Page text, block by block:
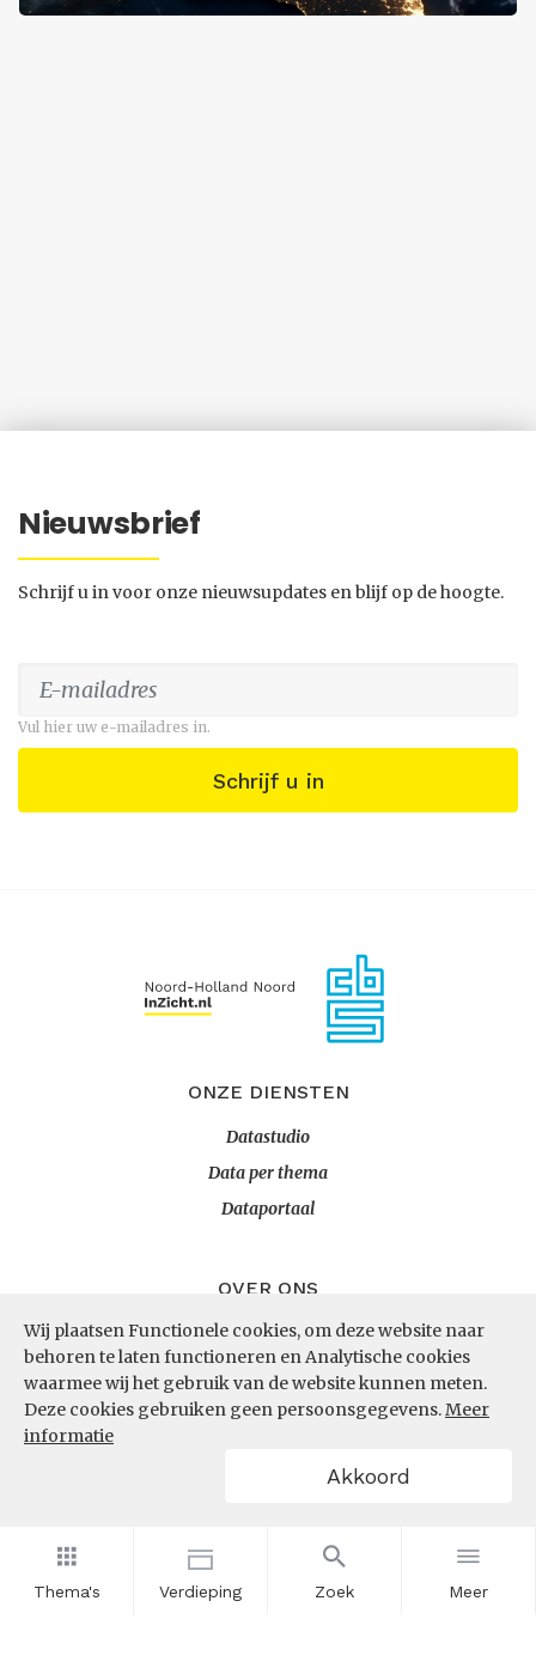
Thema's Verdieping Zoek Meer
Wij plaatsen Functionele cookies, om deze website naar
behoren te laten functioneren en Analytische cookies
waarmee wij het gebruik van de website kunnen meten.
Deze cookies gebruiken geen persoonsgegevens.Meer
informatie
Akkoord
Nieuwsbrief
Schrijf u in voor onze nieuwsupdates en blijf op de hoogte.
Vul hier uw e-mailadres in.
Schrijf u in
ONZE DIENSTEN
Datastudio
Data per thema
Dataportaal
OVER ONS
InZicht
Contact